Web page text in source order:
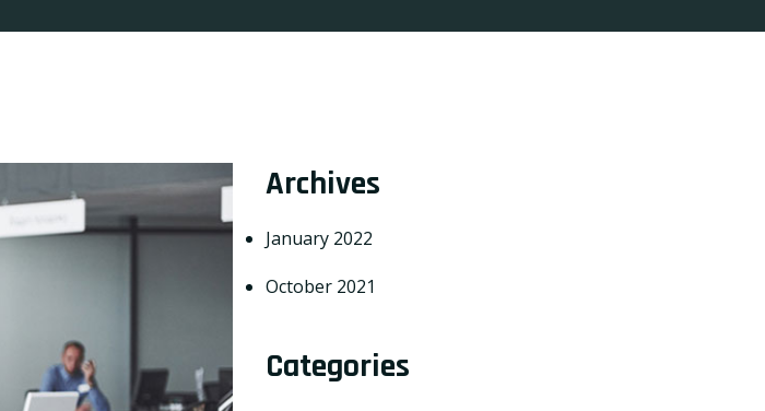
Archives
January 2022
October 2021
Categories